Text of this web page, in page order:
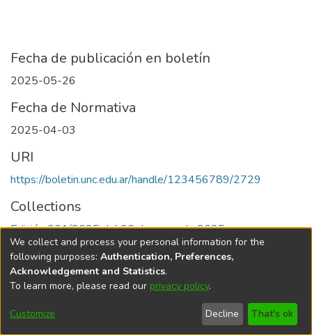
Fecha de publicación en boletín
2025-05-26
Fecha de Normativa
2025-04-03
URI
https://boletin.unc.edu.ar/handle/123456789/2729
Collections
Edición 001/2025 del 26 de mayo de 2025
Universidad Nacional de Córdoba
We collect and process your personal information for the
following purposes: Authentication, Preferences,
Acknowledgement and Statistics.
To learn more, please read our privacy policy.
Customize Decline That's ok